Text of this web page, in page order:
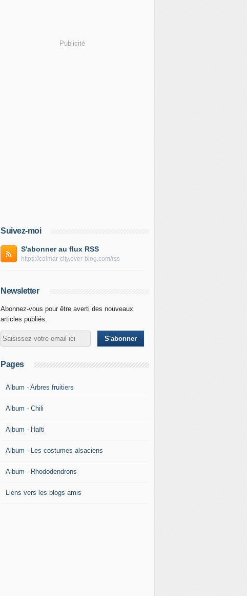
Publicité
Suivez-moi
S'abonner au flux RSS
https://colmar-city.over-blog.com/rss
Newsletter
Abonnez-vous pour être averti des nouveaux
articles publiés.
Pages
Album - Arbres fruitiers
Album - Chili
Album - Haïti
Album - Les costumes alsaciens
Album - Rhododendrons
Liens vers les blogs amis